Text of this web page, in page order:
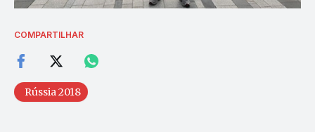
COMPARTILHAR
Rússia 2018